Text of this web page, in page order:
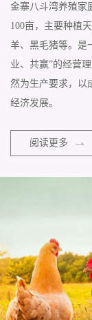
金寨八斗湾养殖家
100亩，主要种植
羊、黑毛猪等。是
业、共赢”的经营
然为生产要求，以
经济发展。
阅读更多